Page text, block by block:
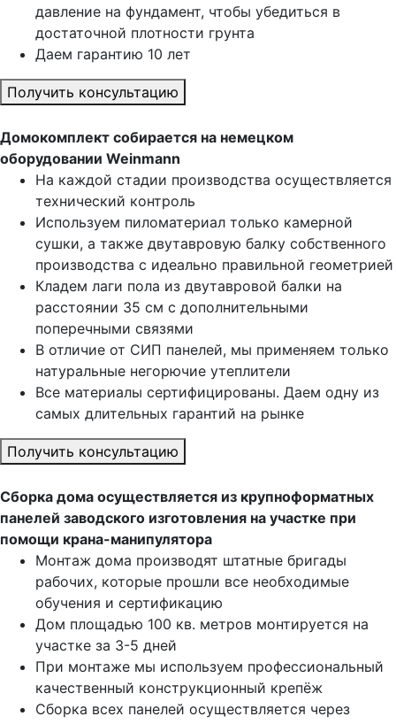
давление на фундамент, чтобы убедиться в
достаточной плотности грунта
Даем гарантию 10 лет
Получить консультацию
Домокомплект собирается на немецком
оборудовании Weinmann
На каждой стадии производства осуществляется
технический контроль
Используем пиломатериал только камерной
сушки, а также двутавровую балку собственного
производства с идеально правильной геометрией
Кладем лаги пола из двутавровой балки на
расстоянии 35 см с дополнительными
поперечными связями
В отличие от СИП панелей, мы применяем только
натуральные негорючие утеплители
Все материалы сертифицированы. Даем одну из
самых длительных гарантий на рынке
Получить консультацию
Сборка дома осуществляется из крупноформатных
панелей заводского изготовления на участке при
помощи крана-манипулятора
Монтаж дома производят штатные бригады
рабочих, которые прошли все необходимые
обучения и сертификацию
Дом площадью 100 кв. метров монтируется на
участке за 3-5 дней
При монтаже мы используем профессиональный
качественный конструкционный крепёж
Сборка всех панелей осуществляется через